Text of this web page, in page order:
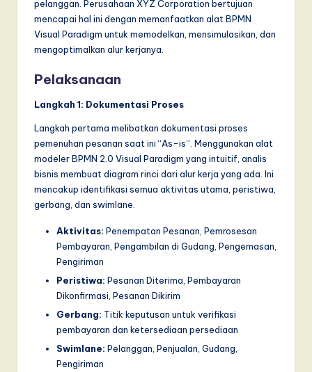
pelanggan. Perusahaan XYZ Corporation bertujuan
mencapai hal ini dengan memanfaatkan alat BPMN
Visual Paradigm untuk memodelkan, mensimulasikan, dan
mengoptimalkan alur kerjanya.
Pelaksanaan
Langkah 1: Dokumentasi Proses
Langkah pertama melibatkan dokumentasi proses
pemenuhan pesanan saat ini “As-is”. Menggunakan alat
modeler BPMN 2.0 Visual Paradigm yang intuitif, analis
bisnis membuat diagram rinci dari alur kerja yang ada. Ini
mencakup identifikasi semua aktivitas utama, peristiwa,
gerbang, dan swimlane.
Aktivitas: Penempatan Pesanan, Pemrosesan
Pembayaran, Pengambilan di Gudang, Pengemasan,
Pengiriman
Peristiwa: Pesanan Diterima, Pembayaran
Dikonfirmasi, Pesanan Dikirim
Gerbang: Titik keputusan untuk verifikasi
pembayaran dan ketersediaan persediaan
Swimlane: Pelanggan, Penjualan, Gudang,
Pengiriman